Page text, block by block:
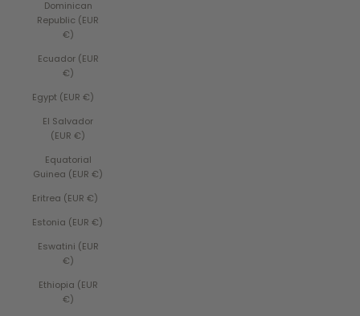
Dominican
Republic (EUR
€)
Ecuador (EUR
€)
Egypt (EUR €)
El Salvador
(EUR €)
Equatorial
Guinea (EUR €)
Eritrea (EUR €)
Estonia (EUR €)
Eswatini (EUR
€)
Ethiopia (EUR
€)